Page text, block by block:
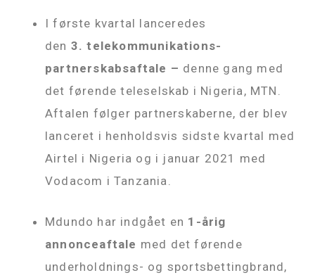
I første kvartal lanceredes
den 3. telekommunikations-
partnerskabsaftale – denne gang med
det førende teleselskab i Nigeria, MTN.
Aftalen følger partnerskaberne, der blev
lanceret i henholdsvis sidste kvartal med
Airtel i Nigeria og i januar 2021 med
Vodacom i Tanzania.
Mdundo har indgået en 1-årig
annonceaftale med det førende
underholdnings- og sportsbettingbrand,